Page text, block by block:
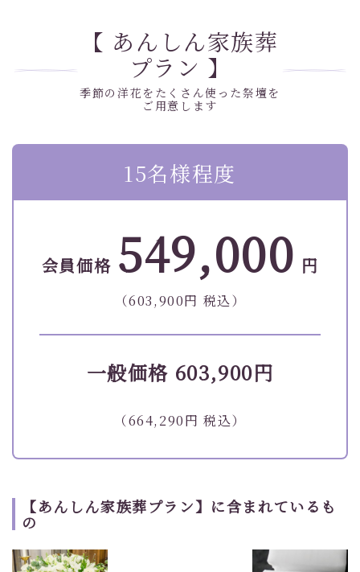
【 あんしん家族葬
プラン 】
季節の洋花をたくさん使った祭壇を
ご用意します
15名様程度
会員価格 549,000 円
（603,900円 税込）
一般価格 603,900円
（664,290円 税込）
【あんしん家族葬プラン】に含まれているも
の